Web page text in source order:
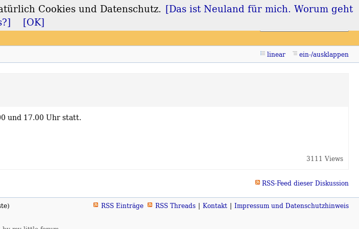
Login Registrieren
linear ein-/ausklappen
und 17.00 Uhr statt.
3111 Views
RSS-Feed dieser Diskussion
RSS Einträge RSS Threads Kontakt Impressum und Datenschutzhinweis
Cookies und Datenschutz. [Das ist Neuland für mich. Worum geht
[OK]